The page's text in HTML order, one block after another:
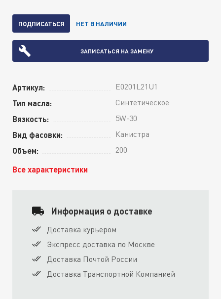
ПОДПИСАТЬСЯ НЕТ В НАЛИЧИИ
ЗАПИСАТЬСЯ НА ЗАМЕНУ
Артикул: E0201L21U1
Тип масла: Синтетическое
Вязкость: 5W-30
Вид фасовки: Канистра
Объем: 200
Все характеристики
Информация о доставке
Доставка курьером
Экспресс доставка по Москве
Доставка Почтой России
Доставка Транспортной Компанией